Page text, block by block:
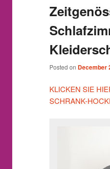
Posted on December
KLICKEN SIE
SCHRANK-